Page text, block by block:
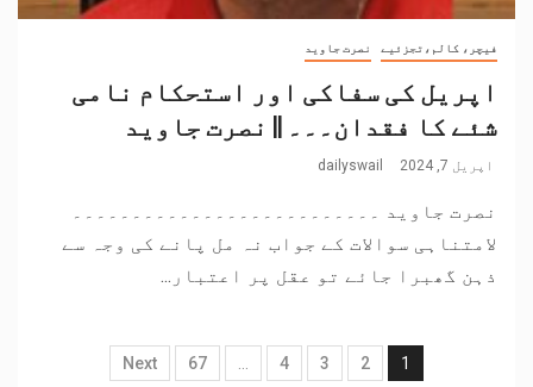
فیچر، کالم،تجزئیے نصرت جاوید
اپریل کی سفاکی اور استحکام نامی
شئے کا فقدان۔۔۔ || نصرت جاوید
اپریل 7, 2024 dailyswail
نصرت جاوید ۔۔۔۔۔۔۔۔۔۔۔۔۔۔۔۔۔۔۔۔۔۔۔۔۔۔
لامتناہی سوالات کے جواب نہ مل پانے کی وجہ سے
ذہن گھبرا جائے تو عقل پر اعتبار...
1
2
3
4
…
67
Next